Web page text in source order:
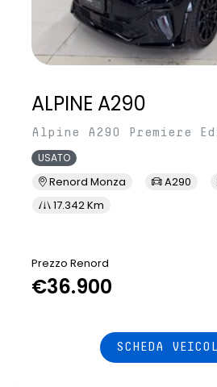
ALPINE A290
Alpine A290 Premiere
USATO
Renord Monza A290
17.342 Km
Prezzo Renord
€36.900
SCHEDA